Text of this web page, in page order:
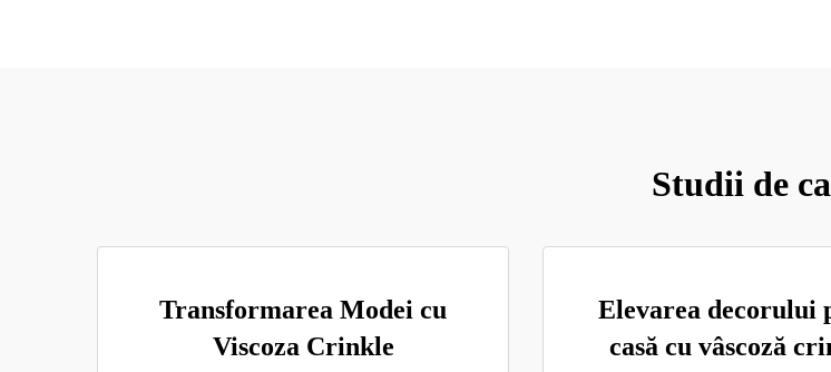
Studii de
Transformarea Modei cu
Viscoza Crinkle
Elevarea decorului
casă cu vâscoză